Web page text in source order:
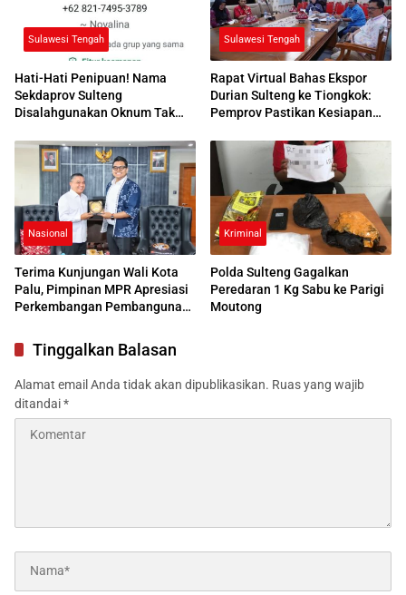
Sulawesi Tengah
Hati-Hati Penipuan! Nama
Sekdaprov Sulteng
Disalahgunakan Oknum Tak
Sulawesi Tengah
Rapat Virtual Bahas Ekspor
Durian Sulteng ke Tiongkok:
Pemprov Pastikan Kesiapan
Nasional
Terima Kunjungan Wali Kota
Palu, Pimpinan MPR Apresiasi
Perkembangan Pembangunan
Kriminal
Polda Sulteng Gagalkan
Peredaran 1 Kg Sabu ke Parigi
Moutong
Tinggalkan Balasan
Alamat email Anda tidak akan dipublikasikan. Ruas yang wajib
ditandai*